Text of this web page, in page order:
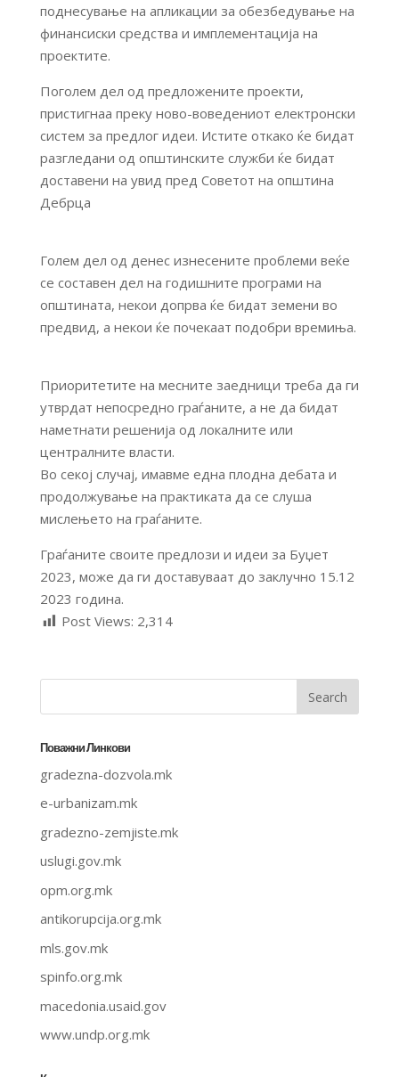
поднесување на апликации за обезбедување на
финансиски средства и имплементација на
проектите.
Поголем дел од предложените проекти,
пристигнаа преку ново-воведениот електронски
систем за предлог идеи. Истите откако ќе бидат
разгледани од општинските служби ќе бидат
доставени на увид пред Советот на општина
Дебрца
Голем дел од денес изнесените проблеми веќе
се составен дел на годишните програми на
општината, некои допрва ќе бидат земени во
предвид, а некои ќе почекаат подобри времиња.
Приоритетите на месните заедници треба да ги
утврдат непосредно граѓаните, а не да бидат
наметнати решенија од локалните или
централните власти.
Во секој случај, имавме една плодна дебата и
продолжување на практиката да се слуша
мислењето на граѓаните.
Граѓаните своите предлози и идеи за Буџет
2023, може да ги доставуваат до заклучно 15.12
2023 година.
Post Views: 2,314
Поважни Линкови
gradezna-dozvola.mk
e-urbanizam.mk
gradezno-zemjiste.mk
uslugi.gov.mk
opm.org.mk
antikorupcija.org.mk
mls.gov.mk
spinfo.org.mk
macedonia.usaid.gov
www.undp.org.mk